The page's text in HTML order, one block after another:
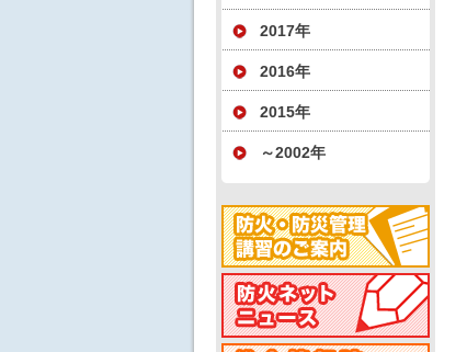
2017年
2016年
2015年
～2002年